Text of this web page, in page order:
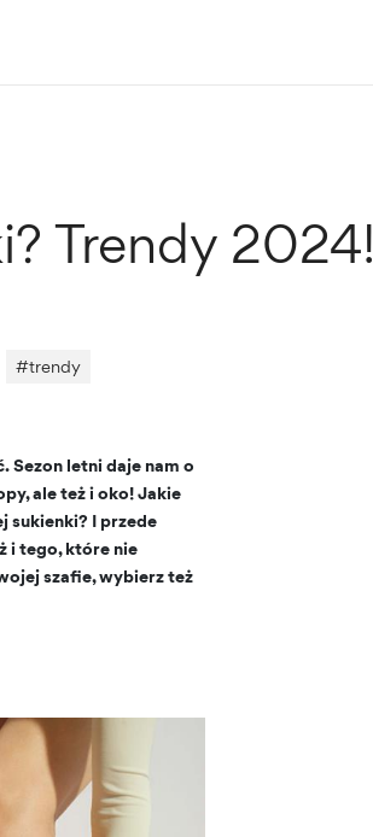
Trendy 2024!
#trendy
Sezon letni daje nam o
ale też i oko! Jakie
sukienki? I przede
i tego, które nie
szafie, wybierz też